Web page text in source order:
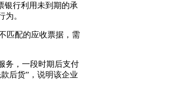
银行利用未到期的承
。
匹配的应收票据，需
务，一段时期后支付
后货”，说明该企业